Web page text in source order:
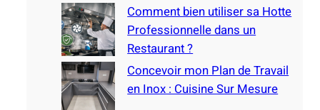
Comment bien utiliser sa Hotte
Professionnelle dans un
Restaurant ?
Concevoir mon Plan de Travail
en Inox : Cuisine Sur Mesure